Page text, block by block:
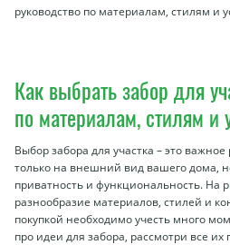
руководство по материалам, стилям и
Как выбрать забор для
по материалам, стилям и
Выбор забора для участка – это
только на внешний вид вашего дома,
приватность и функциональность. На
разнообразие материалов, стилей и
покупкой необходимо учесть много
про идеи для забора, рассмотри все